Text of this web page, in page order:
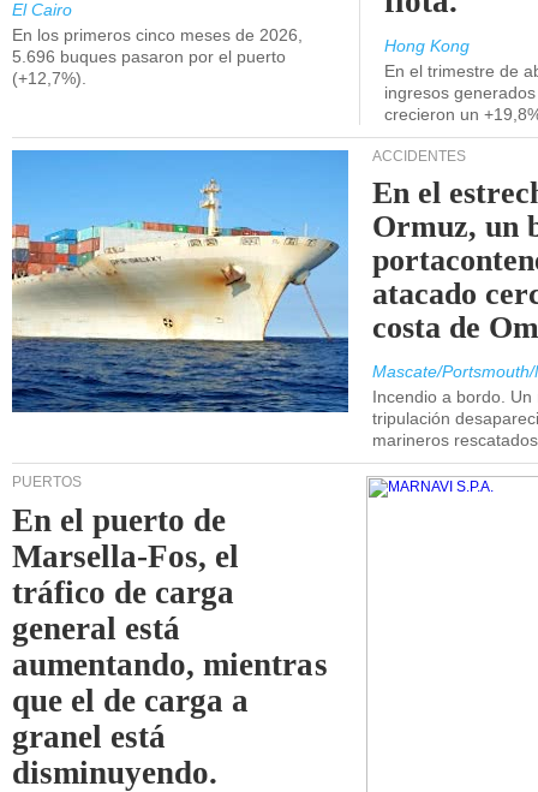
El Cairo
En los primeros cinco meses de 2026,
5.696 buques pasaron por el puerto
(+12,7%).
Hong Kong
En el trimestre de
ingresos
crecieron un
ACCIDENTES
En el
Ormuz, un
atacado
costa de
Mascate/
Incendio a bordo.
tripulación
marineros
PUERTOS
En el puerto de
Marsella-Fos, el
tráfico de carga
general está
aumentando, mientras
que el de carga a
granel está
disminuyendo.